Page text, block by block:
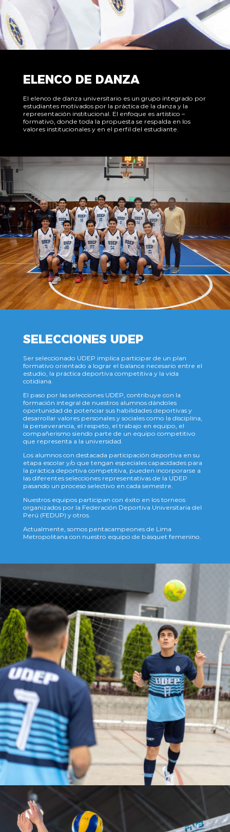
ELENCO DE DANZA
El elenco de danza universitario es un grupo integrado por
estudiantes motivados por la práctica de la danza y la
representación institucional. El enfoque es artístico –
formativo, donde toda la propuesta se respalda en los
valores institucionales y en el perfil del estudiante.
SELECCIONES UDEP
Ser seleccionado UDEP implica participar de un plan
formativo orientado a lograr el balance necesario entre el
estudio, la práctica deportiva competitiva y la vida
cotidiana.
El paso por las selecciones UDEP, contribuye con la
formación integral de nuestros alumnos dándoles
oportunidad de potenciar sus habilidades deportivas y
desarrollar valores personales y sociales como la disciplina,
la perseverancia, el respeto, el trabajo en equipo, el
compañerismo siendo parte de un equipo competitivo
que representa a la universidad.
Los alumnos con destacada participación deportiva en su
etapa escolar y/o que tengan especiales capacidades para
la práctica deportiva competitiva, pueden incorporarse a
las diferentes selecciones representativas de la UDEP
pasando un proceso selectivo en cada semestre.
Nuestros equipos participan con éxito en los torneos
organizados por la Federación Deportiva Universitaria del
Perú (FEDUP) y otros.
Actualmente, somos pentacampeones de Lima
Metropolitana con nuestro equipo de básquet femenino.